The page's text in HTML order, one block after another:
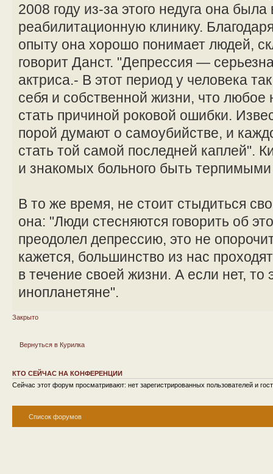
2008 году из-за этого недуга она
реабилитационную клинику.
опыту она хорошо понимает людей,
говорит Данст. "Депрессия —
актриса.- В этот период у человека
себя и собственной жизни, что
стать причиной роковой ошибки.
порой думают о самоубийстве, и
стать той самой последней каплей".
и знакомых больного быть
В то же время, не стоит стыдиться
она: "Люди стесняются говорить об
преодолел депрессию, это не
кажется, большинство из нас
в течение своей жизни. А если нет, то
инопланетяне".
Закрыто
Вернуться в Курилка
КТО СЕЙЧАС НА КОНФЕРЕНЦИИ
Сейчас этот форум просматривают: нет зарегистрированных пользователей и
Список форумов